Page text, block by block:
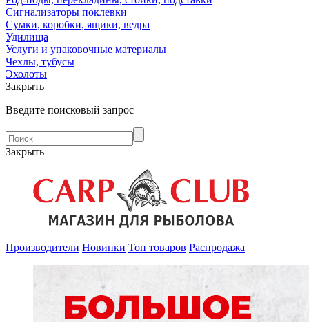
Сигнализаторы поклевки
Сумки, коробки, ящики, ведра
Удилища
Услуги и упаковочные материалы
Чехлы, тубусы
Эхолоты
Закрыть
Введите поисковый запрос
Закрыть
Производители Новинки Топ товаров Распродажа